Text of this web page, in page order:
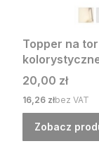
Topper na
Cena
20,00 zł
Cena
16,26 złbez VAT
Zobacz